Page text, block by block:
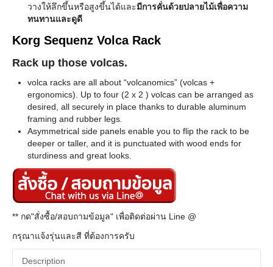
วางให้ลึกขึ้นหรือสูงขึ้นได้และมีการคั่นด้วยปลายไม้เพื่อความ
ทนทานและดูดี
Korg Sequenz Volca Rack
Rack up those volcas.
volca racks are all about “volcanomics” (volcas +
ergonomics). Up to four (2 x 2 ) volcas can be arranged as
desired, all securely in place thanks to durable aluminum
framing and rubber legs.
Asymmetrical side panels enable you to flip the rack to be
deeper or taller, and it is punctuated with wood ends for
sturdiness and great looks.
** กด"สั่งซื้อ/สอบถามข้อมูล" เพื่อติดต่อผ่าน Line @
กรุณาแจ้งรุ่นและสี ที่ต้องการครับ
Description